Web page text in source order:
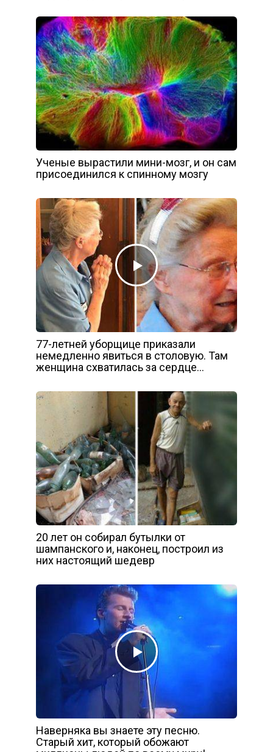
Ученые вырастили мини-мозг, и он сам
присоединился к спинному мозгу
77-летней уборщице приказали
немедленно явиться в столовую. Там
женщина схватилась за сердце…
20 лет он собирал бутылки от
шампанского и, наконец, построил из
них настоящий шедевр
Наверняка вы знаете эту песню.
Старый хит, который обожают